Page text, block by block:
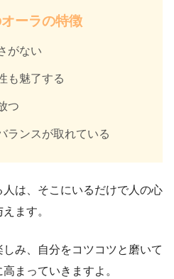
ーラの特徴
がない
も魅了する
つ
ランスが取れている
は、そこにいるだけで人の心
ます。
み、自分をコツコツと磨いて
まっていきますよ。